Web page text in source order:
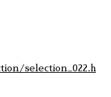
selection_022.h